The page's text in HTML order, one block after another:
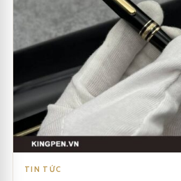
TIN TỨC